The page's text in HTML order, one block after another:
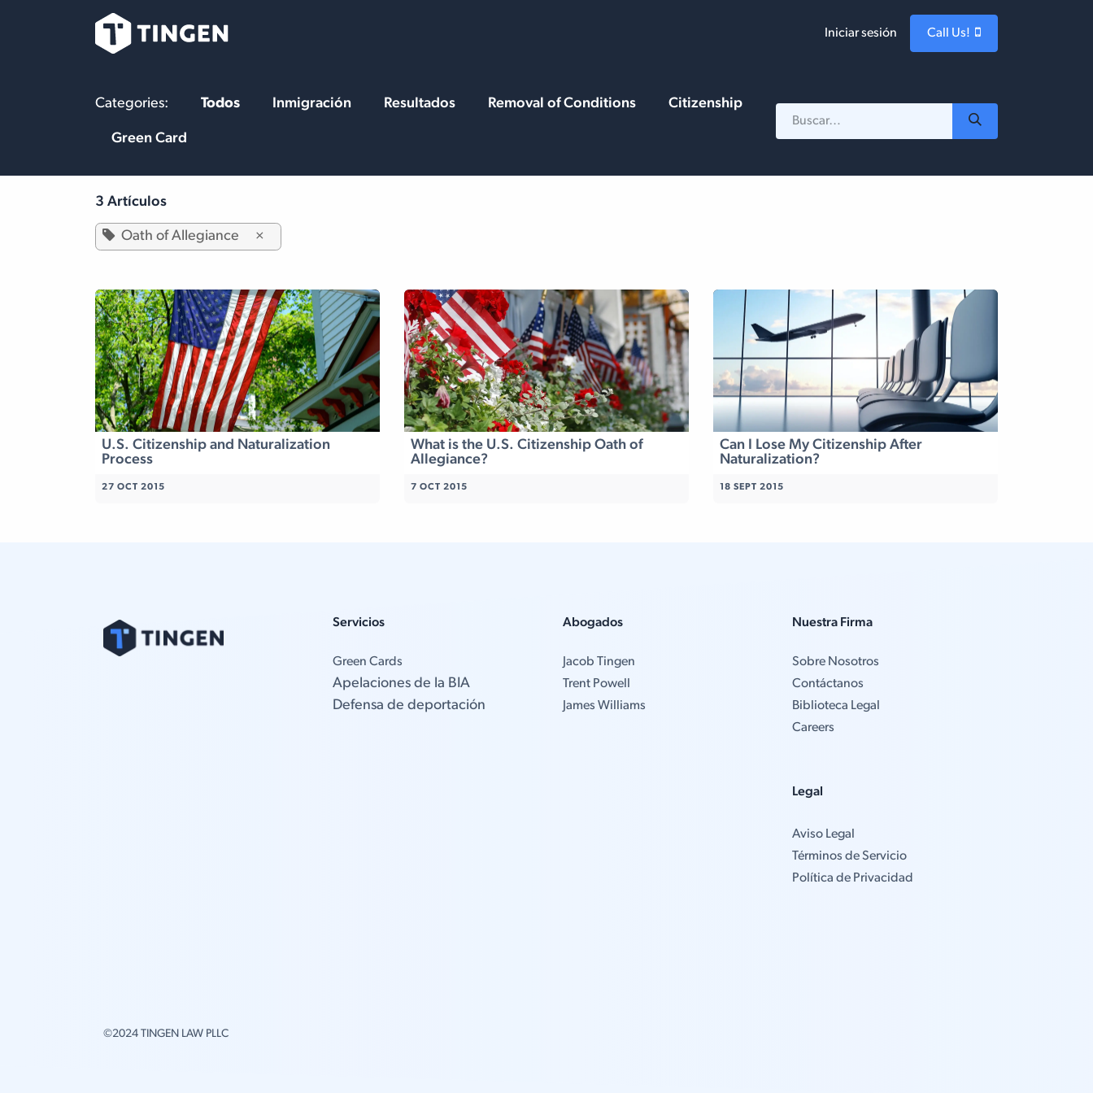
Iniciar sesión Call Us!
Categories: Todos Inmigración Resultados Removal of Conditions Citizenship
Green Card
3 Artículos
Oath of Allegiance ×
U.S. Citizenship and Naturalization
Process
27 OCT 2015
What is the U.S. Citizenship Oath of
Allegiance?
7 OCT 2015
Can I Lose My Citizenship After
Naturalization?
18 SEPT 2015
Servicios
Green Cards
Apelaciones de la BIA
Defensa de deportación
©2024 TINGEN LAW PLLC
Abogados
Jacob Tingen
Trent Powell
James Williams
Nuestra Firma
Sobre Nosotros
Contáctanos
Biblioteca Legal
Careers
Legal
Aviso Legal
Términos de Servicio
Política de Privacidad